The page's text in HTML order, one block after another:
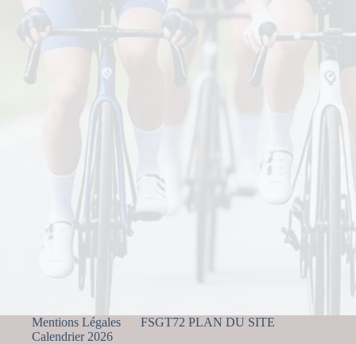
Mentions Légales
FSGT72 PLAN DU SITE
Calendrier 2026